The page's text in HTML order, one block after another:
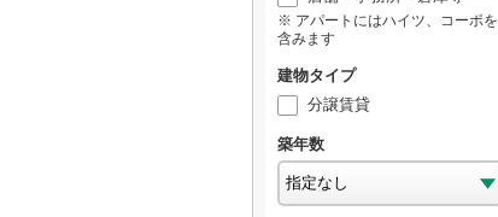
アパートにはハイツ、コーポを
含みます
建物タイプ
分譲賃貸
築年数